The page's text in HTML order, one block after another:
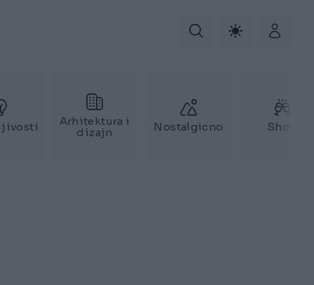
Arhitektura i
dizajn
Nostalgicno Show